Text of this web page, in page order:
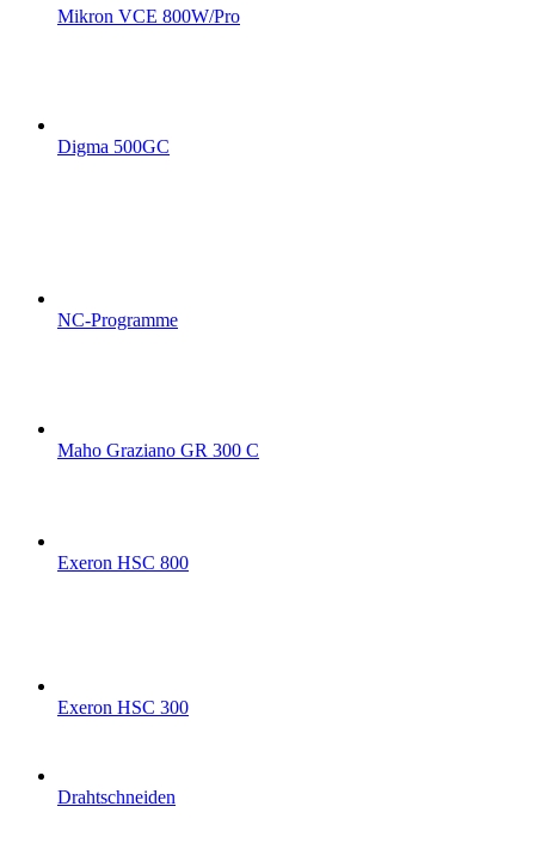
Mikron VCE 800W/Pro
Digma 500GC
NC-Programme
Maho Graziano GR 300 C
Exeron HSC 800
Exeron HSC 300
Drahtschneiden